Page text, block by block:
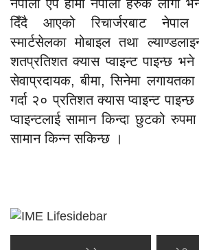
नेपाली एप हामी नेपाली हरुकै लागी
दिँदै आएको रिचार्जरबाट
स्मार्टसेलका मोबाइल तथा
शतप्रतिशत क्यास प्वाइन्ट पाइन्छ
सेवाप्रदायक, बीमा, सिनेमा
गर्दा २० प्रतिशत क्यास प्वाइन्ट
प्वाइन्टलाई सामान किन्दा छुटको
सामान किन्न सकिन्छ ।